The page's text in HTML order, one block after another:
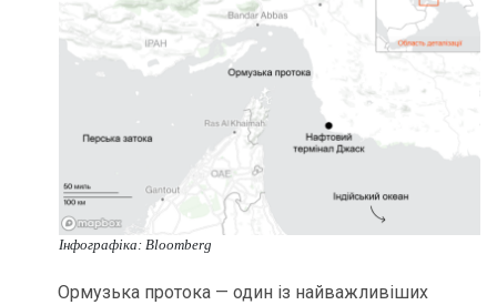
Інфографіка: Bloomberg
Ормузька протока — один із найважливіших